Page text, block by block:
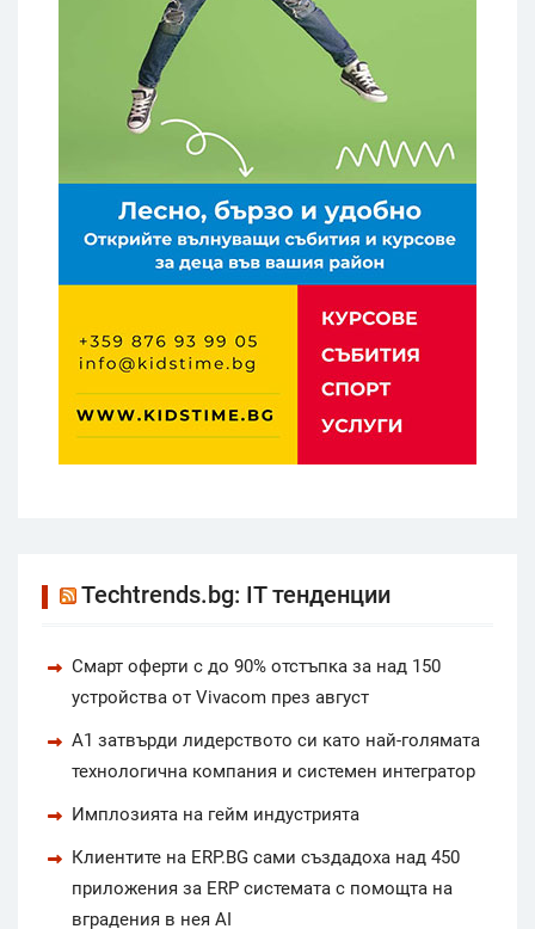
Techtrends.bg: IT тенденции
Смарт оферти с до 90% отстъпка за над 150
устройства от Vivacom през август
А1 затвърди лидерството си като най-голямата
технологична компания и системен интегратор
Имплозията на гейм индустрията
Клиентите на ERP.BG сами създадоха над 450
приложения за ERP системата с помощта на
вградения в нея AI